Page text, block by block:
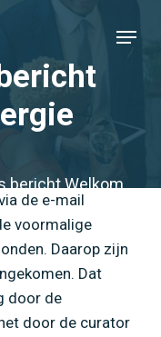
Menu
bericht Welkom
de e-mail
voormalige
Daarop zijn
Dat
door de
door de curator